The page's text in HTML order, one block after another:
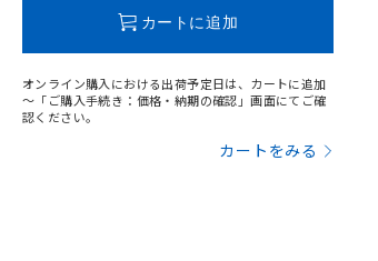
カートに追加
オンライン購入における出荷予定日は、カートに追加
～「ご購入手続き：価格・納期の確認」画面にてご確
認ください。
カートをみる